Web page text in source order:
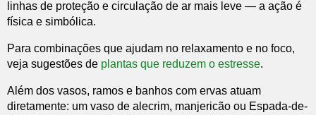
linhas de proteção e circulação de ar mais leve — a ação é
física e simbólica.
Para combinações que ajudam no relaxamento e no foco,
veja sugestões de plantas que reduzem o estresse.
Além dos vasos, ramos e banhos com ervas atuam
diretamente: um vaso de alecrim, manjericão ou Espada-de-